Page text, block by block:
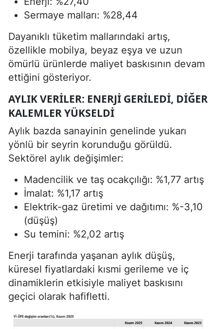
Sermaye malları: %28,44
Dayanıklı tüketim mallarındaki artış,
özellikle mobilya, beyaz eşya ve uzun
ömürlü ürünlerde maliyet baskısının devam
ettiğini gösteriyor.
AYLIK VERILER: ENERJI GERILEDI, DIĞER
KALEMLER YÜKSELDI
Aylık bazda sanayinin genelinde yukarı
yönlü bir seyrin korunduğu görüldü.
Sektörel aylık değişimler:
Madencilik ve taş ocakçılığı: %1,77 artış
İmalat: %1,17 artış
Elektrik-gaz üretimi ve dağıtımı: %-3,10
(düşüş)
Su temini: %2,02 artış
Enerji tarafında yaşanan aylık düşüş,
küresel fiyatlardaki kısmi gerileme ve iç
dinamiklerin etkisiyle maliyet baskısını
geçici olarak hafifletti.